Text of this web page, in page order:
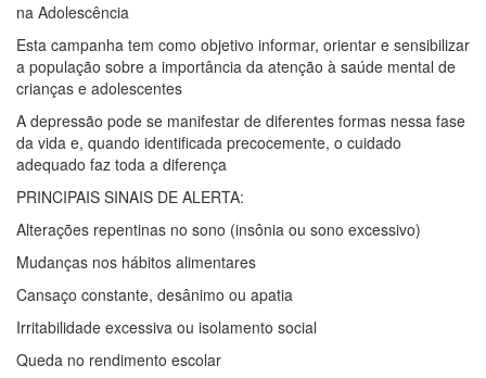
na Adolescência
Esta campanha tem como objetivo informar, orientar e sensibilizar
a população sobre a importância da atenção à saúde mental de
crianças e adolescentes
A depressão pode se manifestar de diferentes formas nessa fase
da vida e, quando identificada precocemente, o cuidado
adequado faz toda a diferença
PRINCIPAIS SINAIS DE ALERTA:
Alterações repentinas no sono (insônia ou sono excessivo)
Mudanças nos hábitos alimentares
Cansaço constante, desânimo ou apatia
Irritabilidade excessiva ou isolamento social
Queda no rendimento escolar